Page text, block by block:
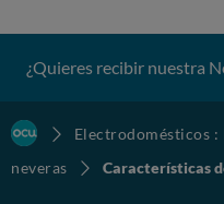
¿Quieres recibir nuestra
Electrodomésticos
neveras
Características